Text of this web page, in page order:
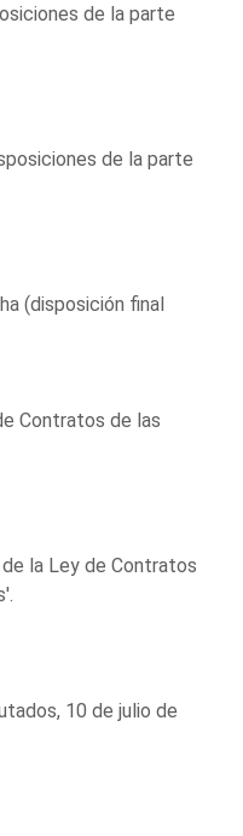
de la parte
de la parte
(disposición final
Contratos de las
la Ley de Contratos
10 de julio de